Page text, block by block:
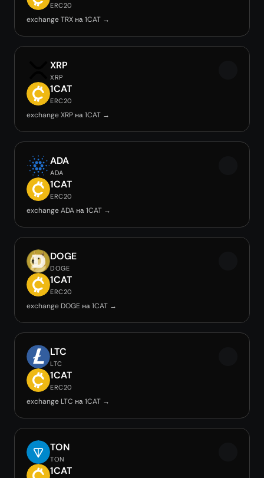
ERC20
exchange TRX на 1CAT →
XRP
XRP
1CAT
ERC20
exchange XRP на 1CAT →
ADA
ADA
1CAT
ERC20
exchange ADA на 1CAT →
DOGE
DOGE
1CAT
ERC20
exchange DOGE на 1CAT →
LTC
LTC
1CAT
ERC20
exchange LTC на 1CAT →
TON
TON
1CAT